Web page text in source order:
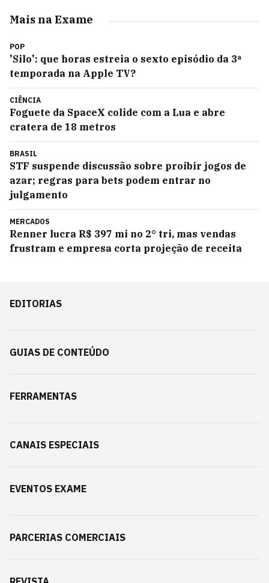
Mais na Exame
POP
'Silo': que horas estreia o sexto episódio da 3ª
temporada na Apple TV?
CIÊNCIA
Foguete da SpaceX colide com a Lua e abre
cratera de 18 metros
BRASIL
STF suspende discussão sobre proibir jogos de
azar; regras para bets podem entrar no
julgamento
MERCADOS
Renner lucra R$ 397 mi no 2° tri, mas vendas
frustram e empresa corta projeção de receita
EDITORIAS
GUIAS DE CONTEÚDO
FERRAMENTAS
CANAIS ESPECIAIS
EVENTOS EXAME
PARCERIAS COMERCIAIS